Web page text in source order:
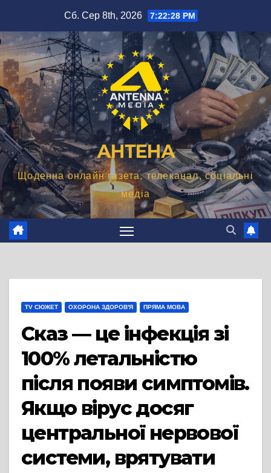
вмісту
Сб. Сер 8th, 2026 7:22:28 PM
АНТЕНА
Щоденна онлайн газета, телеканал, соціальні
медіа
TV СЮЖЕТ ОХОРОНА ЗДОРОВ'Я ПРЯМА МОВА
Сказ — це інфекція зі
100% летальністю
після появи симптомів.
Якщо вірус досяг
центральної нервової
системи, врятувати